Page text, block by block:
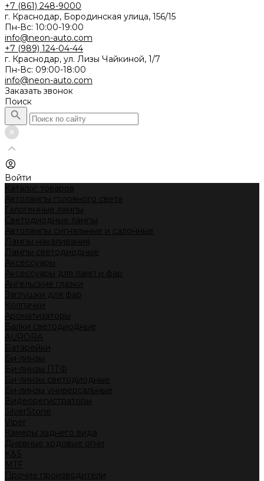
+7 (861) 248-9000
г. Краснодар, Бородинская улица, 156/15
Пн-Вс: 10:00-19:00
info@neon-auto.com
+7 (989) 124-04-44
г. Краснодар, ул. Лизы Чайкиной, 1/7
Пн-Вс: 09:00-18:00
info@neon-auto.com
Заказать звонок
Поиск
Войти
Каталог товаров
Автолампы головного света
Галогенные лампы
Светодиодные лампы
Автолампы сигнальные и салонные
Лампы накаливания
Лампы светодиодные
Аксессуары
Аксессуары для ламп и фар
Ангельские глазки
Заглушки для фар
Колпачки
Ароматизаторы
Балки светодиодные
AURORA
Батарейки
Би-линзы
Би-линзы ПТФ
Би-линзы светодиодные
Би-линзы универсальные
Видеорегистраторы
SilverStone
Viper
Камеры заднего вида
Дневные ходовые огни
K&S
MTF
Прочие производители